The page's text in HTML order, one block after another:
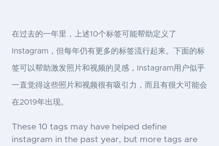
在过去的一年里，上述10个标签可能帮助定义了
Instagram，但每年仍有更多的标签流行起来。下面的标
签可以帮助激发照片和视频的灵感，Instagram用户似乎
一直觉得这些照片和视频很有吸引力，而且有很大可能会
在2019年出现。
These 10 tags may have helped define
instagram in the past year, but more tags are